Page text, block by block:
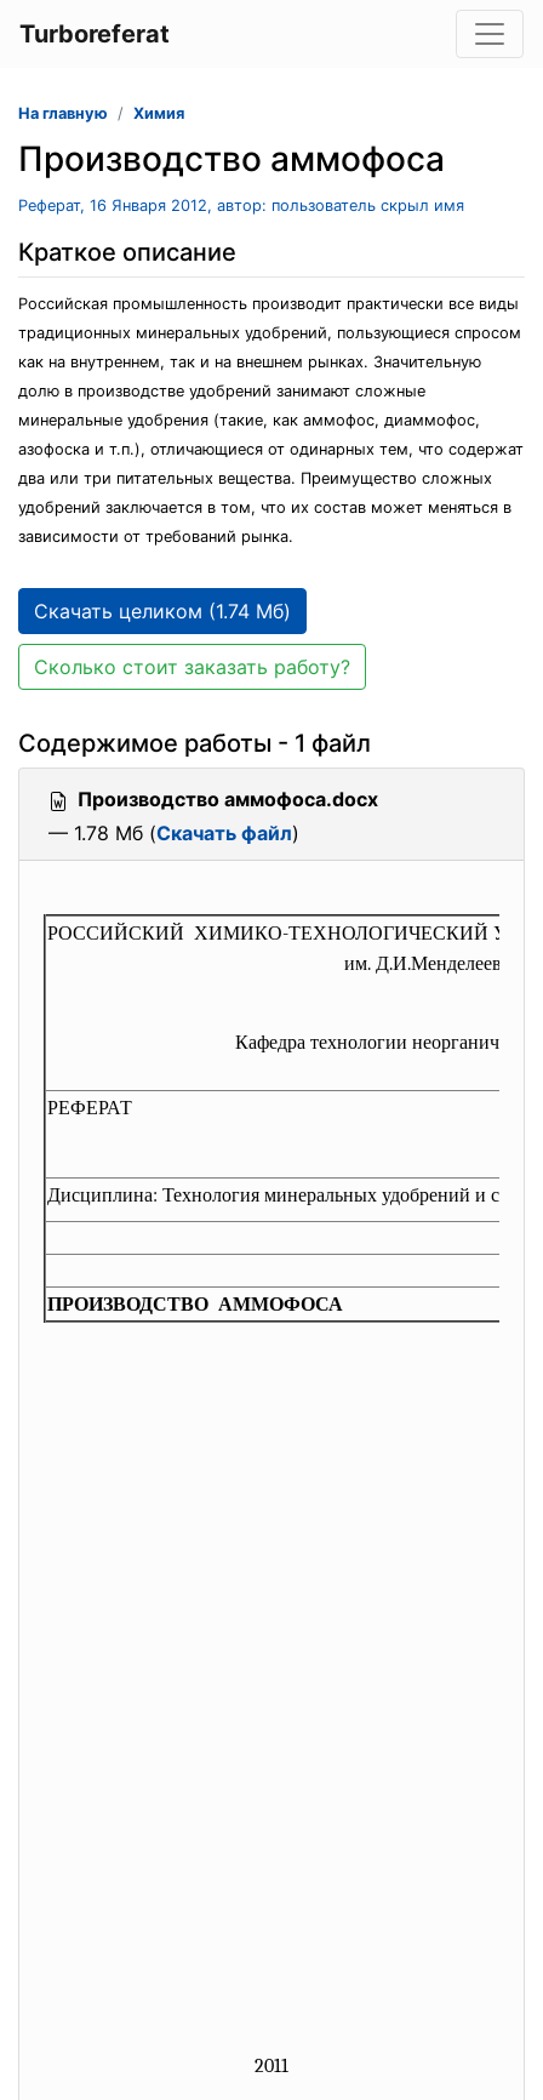
Turboreferat
На главную Химия
Производство аммофоса
Реферат, 16 Января 2012, автор: пользователь скрыл имя
Краткое описание
Российская промышленность производит практически все виды
традиционных минеральных удобрений, пользующиеся спросом
как на внутреннем, так и на внешнем рынках. Значительную
долю в производстве удобрений занимают сложные
минеральные удобрения (такие, как аммофос, диаммофос,
азофоска и т.п.), отличающиеся от одинарных тем, что содержат
два или три питательных вещества. Преимущество сложных
удобрений заключается в том, что их состав может меняться в
зависимости от требований рынка.
Скачать целиком (1.74 Мб)
Сколько стоит заказать работу?
Содержимое работы - 1 файл
Производство аммофоса.docx
— 1.78 Мб (Скачать файл)
РОССИЙСКИЙ ХИМИКО-ТЕХНОЛОГИЧЕСКИЙ
им. Д.И.Менделеева
Кафедра технологии
РЕФЕРАТ
Дисциплина: Технология минеральных удобрений и солей
ПРОИЗВОДСТВО АММОФОСА
2011